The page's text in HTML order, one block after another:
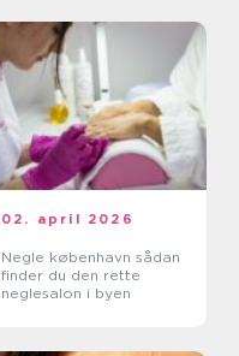
02. april 2026
Negle københavn sådan
finder du den rette
neglesalon i byen